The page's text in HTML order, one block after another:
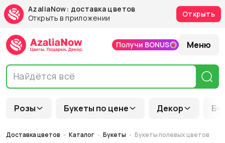
AzaliaNow: доставка цветов
Открыть в приложении
Открыть
Розы Букеты по цене Декор
Получи BONUS Меню
Доставка цветов Каталог Букеты Букеты полевых цветов